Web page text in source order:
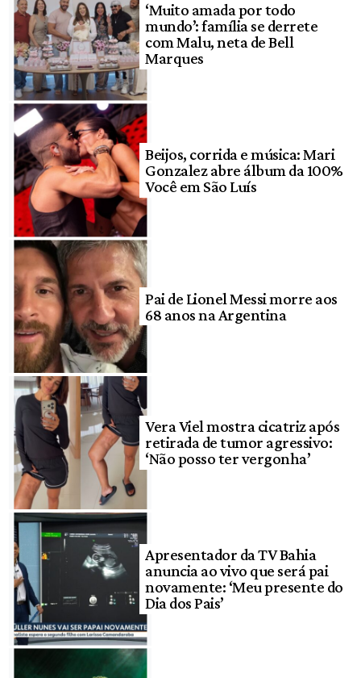
‘Muito amada por todo
mundo’: família se derrete
com Malu, neta de Bell
Marques
Beijos, corrida e música: Mari
Gonzalez abre álbum da 100%
Você em São Luís
Pai de Lionel Messi morre aos
68 anos na Argentina
Vera Viel mostra cicatriz após
retirada de tumor agressivo:
‘Não posso ter vergonha’
Apresentador da TV Bahia
anuncia ao vivo que será pai
novamente: ‘Meu presente do
Dia dos Pais’